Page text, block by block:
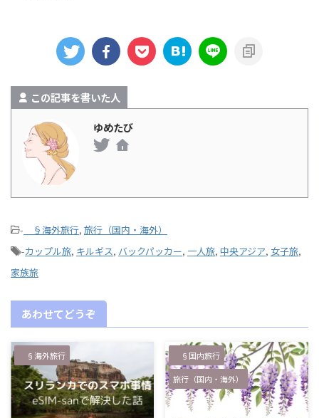
この記事を書いた人
ゆめたび
- §海外旅行, 旅行（国内・海外）
-カップル旅, キルギス, バックパッカー, 一人旅, 中央アジア, 女子旅,
家族旅
あわせてどうぞ
§海外旅行 §国内旅行
旅行（国内・海外）